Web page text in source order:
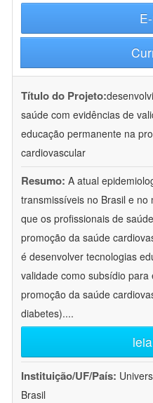
Título do Projeto:
saúde com evidências de
educação permanente na
cardiovascular
Resumo: A atual
transmissíveis no Brasil e
que os profissionais de
promoção da saúde
é desenvolver tecnologias
validade como subsídio
promoção da saúde
diabetes)....
Instituição/UF/País:
Brasil